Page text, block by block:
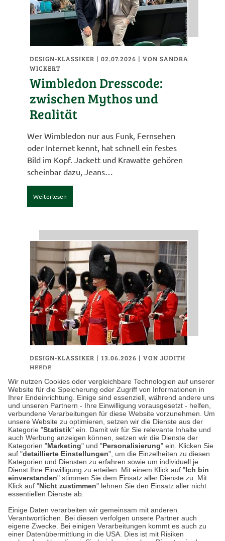
Wir nutzen Cookies oder vergleichbare Technologien auf unserer
Website für die Speicherung oder Zugriff von Informationen in
Ihrer Endeinrichtung. Einige sind essenziell, während andere uns
und unseren Partnern - Ihre Einwilligung vorausgesetzt - helfen,
verbundene Verarbeitungen für diese Website vorzunehmen. Um
unsere Website zu optimieren, setzen wir die Dienste aus der
Kategorie "Statistik" ein. Damit wir für Sie relevante Inhalte und
auch Werbung anzeigen können, setzen wir die Dienste der
Kategorien "Marketing" und "Personalisierung" ein. Klicken Sie
auf "detaillierte Einstellungen", um die Einzelheiten zu diesen
Kategorien und Diensten zu erfahren sowie um individuell je
Dienst Ihre Einwilligung zu erteilen. Mit einem Klick auf "Ich bin
einverstanden" stimmen Sie dem Einsatz aller Dienste zu. Mit
Klick auf "Nicht zustimmen" lehnen Sie den Einsatz aller nicht
essentiellen Dienste ab.
Einige Daten verarbeiten wir gemeinsam mit anderen
Verantwortlichen. Bei diesen verfolgen unsere Partner auch
eigene Zwecke. Bei einigen Verarbeitungen kommt es auch zu
einer Datenübermittlung in die USA. Dies ist mit Risiken
DESIGN-KLASSIKER | 02.07.2026 |VON SANDRA
WICKERT
Wimbledon Dresscode:
zwischen Mythos und
Realität
Wer Wimbledon nur aus Funk, Fernsehen
oder Internet kennt, hat schnell ein festes
Bild im Kopf. Jackett und Krawatte gehören
scheinbar dazu, Jeans…
Weiterlesen
DESIGN-KLASSIKER | 13.06.2026 |VON JUDITH
HEEDE
Trooping the Colour – Wie
britische Uniformen die
Herrenmode prägen
Wenn in London im Juni die Fahnen getragen
werden, geht es offiziell um den Geburtstag
des Königs. Zwar wurde Charles III. erst im
November geboren,…
Weiterlesen